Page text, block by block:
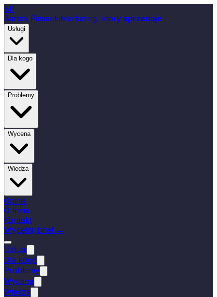
BP
Bartek PiaseckiMarketing, który sprzedaje
Usługi
Dla kogo
Problemy
Wycena
Wiedza
Opinie
O mnie
Kontakt
Wypełnij brief →
Usługi
Dla kogo
Problemy
Wycena
Wiedza